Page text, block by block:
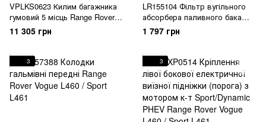
VPLKS0623 Килим багажника
гумовий 5 місць Range Rover
Vogue L460
11 305 грн
LR155104 Фільтр вугільного
абсорбера паливного бака
Range Rover Vogue L460 / Sport
L461 / Evoque L538/L551 / Land
1 797 грн
3 3